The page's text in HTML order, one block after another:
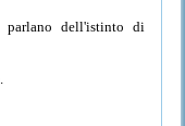
dell'istinto di